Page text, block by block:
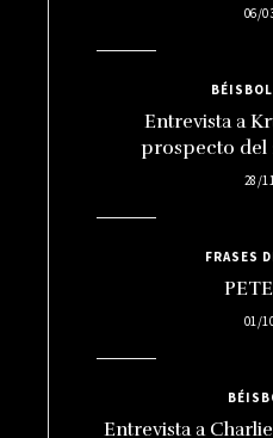
06/
Entrevista a
prospecto del
28/
FRASES
01/
Entrevista a